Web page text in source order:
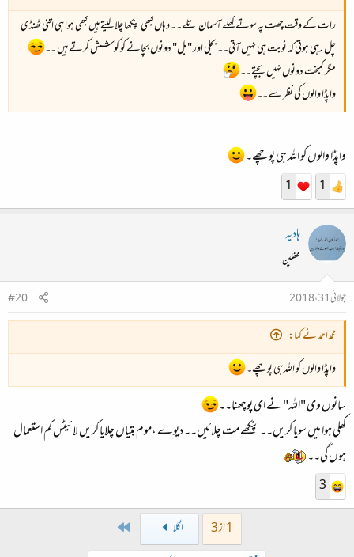
رات کے وقت چھت پہ سوتے کھلے آسمان تلے۔۔ وہاں کبھی پنکھا چلا لیتے ہیں کبھی ہوا ہی اتنی ٹھنڈی
چل رہی ہوتی کہ نوبت ہی نہیں آتی۔۔ بجلی اور "بل" دونوں بچانے کو کوشش کرتے ہیں ۔۔
مگر کمبخت دونوں نہیں بچتے۔۔
واپڈا والوں کی نظر سے۔۔
واپڈا والوں کو اللہ ہی پوچھے۔
1
1
ہادیہ
محفلین
جولائی 31، 2018
#20
محمداحمد نے کہا:
واپڈا والوں کو اللہ ہی پوچھے۔
سانوں وی "اللہ" نے ای پوچھنا۔۔
کھلی ہوا میں سویا کریں۔۔ پنکھے مت چلائیں۔۔ دیوے ،موم بتیاں چلایا کریں لائیٹس کم استعمال
ہوں گی۔۔
3
1 از 3
اگلا